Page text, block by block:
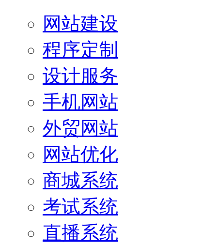
网站建设
程序定制
设计服务
手机网站
外贸网站
网站优化
商城系统
考试系统
直播系统